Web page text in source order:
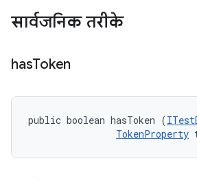
सार्वजनिक तरीके
hasToken
public boolean hasToken (
TokenProperty